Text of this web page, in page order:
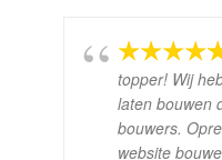
topper! Wij
laten bouwen
bouwers.
website